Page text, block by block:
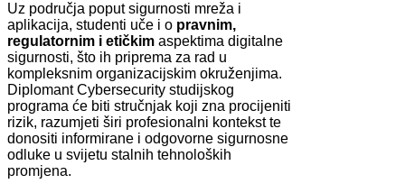
Uz područja poput sigurnosti mreža i
aplikacija, studenti uče i o pravnim,
regulatornim i etičkim aspektima digitalne
sigurnosti, što ih priprema za rad u
kompleksnim organizacijskim okruženjima.
Diplomant Cybersecurity studijskog
programa će biti stručnjak koji zna procijeniti
rizik, razumjeti širi profesionalni kontekst te
donositi informirane i odgovorne sigurnosne
odluke u svijetu stalnih tehnoloških
promjena.